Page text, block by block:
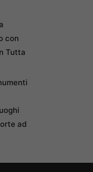
con
Tutta
ad